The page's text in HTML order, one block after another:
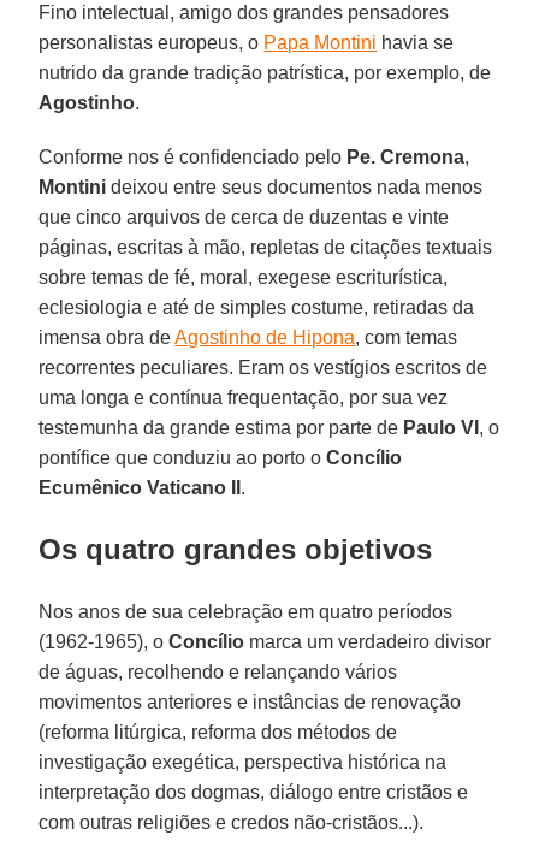
Fino intelectual, amigo dos grandes pensadores
personalistas europeus, o Papa Montini havia se
nutrido da grande tradição patrística, por exemplo, de
Agostinho.
Conforme nos é confidenciado pelo Pe. Cremona,
Montini deixou entre seus documentos nada menos
que cinco arquivos de cerca de duzentas e vinte
páginas, escritas à mão, repletas de citações textuais
sobre temas de fé, moral, exegese escriturística,
eclesiologia e até de simples costume, retiradas da
imensa obra deAgostinho de Hipona, com temas
recorrentes peculiares. Eram os vestígios escritos de
uma longa e contínua frequentação, por sua vez
testemunha da grande estima por parte de Paulo VI , o
pontífice que conduziu ao porto oConcílio
Ecumênico Vaticano II .
Os quatro grandes objetivos
Nos anos de sua celebração em quatro períodos
(1962-1965), oConcílio marca um verdadeiro divisor
de águas, recolhendo e relançando vários
movimentos anteriores e instâncias de renovação
(reforma litúrgica, reforma dos métodos de
investigação exegética, perspectiva histórica na
interpretação dos dogmas, diálogo entre cristãos e
com outras religiões e credos não-cristãos...).